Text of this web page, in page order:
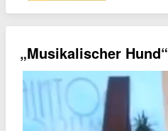
„Musikalischer Hund“